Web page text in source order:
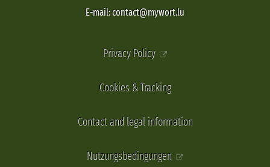
E-mail: contact@mywort.lu
Privacy Policy
Cookies & Tracking
Contact and legal information
Nutzungsbedingungen